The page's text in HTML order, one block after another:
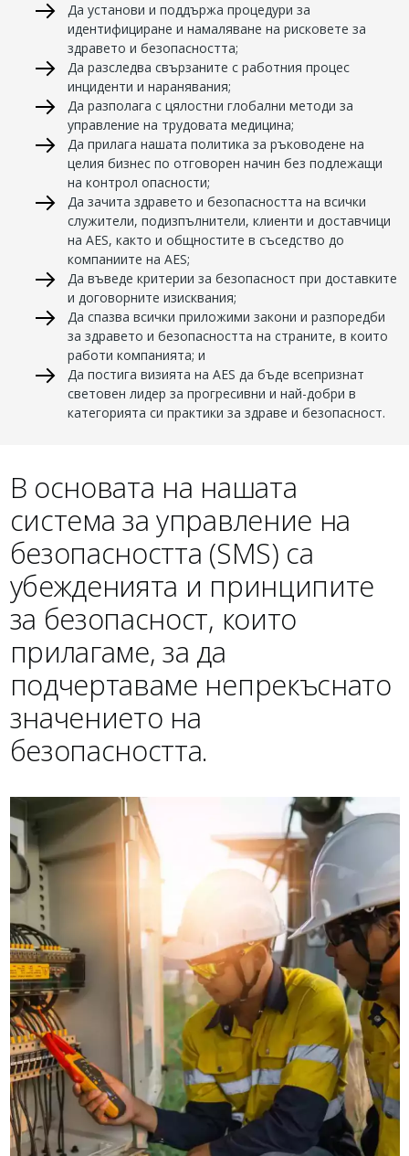
Да установи и поддържа процедури за
идентифициране и намаляване на рисковете за
здравето и безопасността;
Да разследва свързаните с работния процес
инциденти и наранявания;
Да разполага с цялостни глобални методи за
управление на трудовата медицина;
Да прилага нашата политика за ръководене на
целия бизнес по отговорен начин без подлежащи
на контрол опасности;
Да зачита здравето и безопасността на всички
служители, подизпълнители, клиенти и доставчици
на AES, както и общностите в съседство до
компаниите на AES;
Да въведе критерии за безопасност при доставките
и договорните изисквания;
Да спазва всички приложими закони и разпоредби
за здравето и безопасността на страните, в които
работи компанията; и
Да постига визията на AES да бъде всепризнат
световен лидер за прогресивни и най-добри в
категорията си практики за здраве и безопасност.
В основата на нашата
система за управление на
безопасността (SMS) са
убежденията и принципите
за безопасност, които
прилагаме, за да
подчертаваме непрекъснато
значението на
безопасността.